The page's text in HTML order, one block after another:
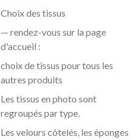
Choix des tissus
— rendez-vous sur la page
d'accueil :
choix de tissus pour tous les
autres produits
Les tissus en photo sont
regroupés par type.
Les velours côtelés, les éponges